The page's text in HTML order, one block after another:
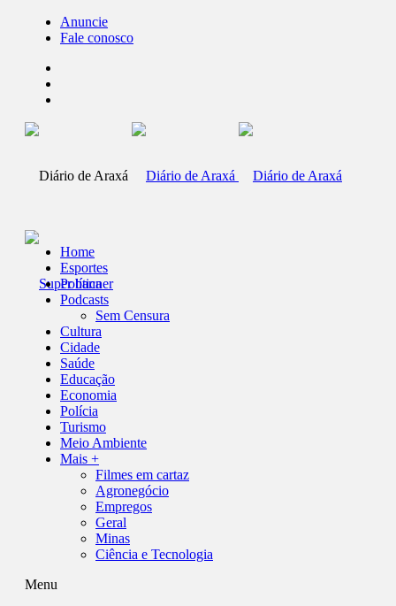
Anuncie
Fale conosco
Home
Esportes
Política
Podcasts
Sem Censura
Cultura
Cidade
Saúde
Educação
Economia
Polícia
Turismo
Meio Ambiente
Mais +
Filmes em cartaz
Agronegócio
Empregos
Geral
Minas
Ciência e Tecnologia
Menu